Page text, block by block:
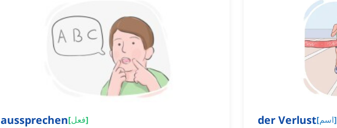
aussprechen[فعل] der Verlust[اسم]